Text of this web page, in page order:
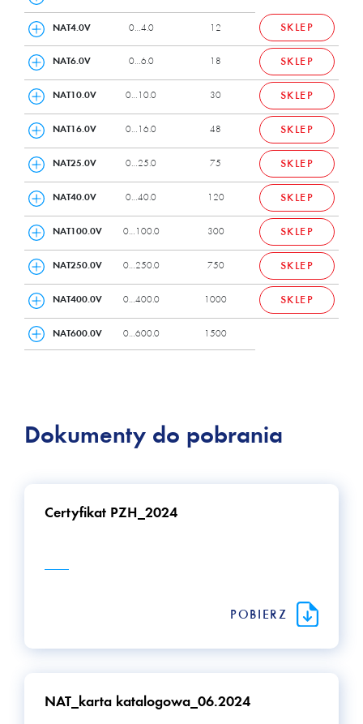
NAT4.0V 0…4.0 12 SKLEP
NAT6.0V 0…6.0 18 SKLEP
NAT10.0V 0…10.0 30 SKLEP
NAT16.0V 0…16.0 48 SKLEP
NAT25.0V 0…25.0 75 SKLEP
NAT40.0V 0…40.0 120 SKLEP
NAT100.0V 0…100.0 300 SKLEP
NAT250.0V 0…250.0 750 SKLEP
NAT400.0V 0…400.0 1000 SKLEP
NAT600.0V 0…600.0 1500
Dokumenty do pobrania
Certyfikat PZH_2024
POBIERZ
NAT_karta katalogowa_06.2024